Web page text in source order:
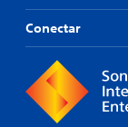
Conectar